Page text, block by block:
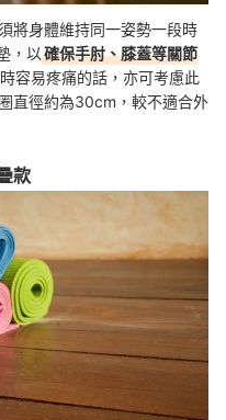
將身體維持同一姿勢一段時
，以確保手肘、膝蓋等關節
容易疼痛的話，亦可考慮此
直徑約為30cm，較不適合外
款